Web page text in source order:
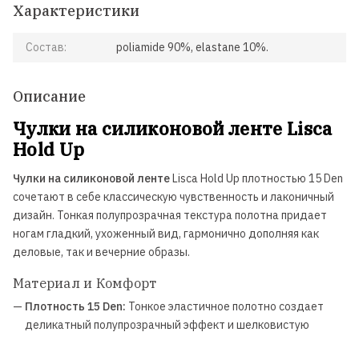
Характеристики
Состав: poliamide 90%, elastane 10%.
Описание
Чулки на силиконовой ленте Lisca
Hold Up
Чулки на силиконовой ленте Lisca Hold Up плотностью 15 Den
сочетают в себе классическую чувственность и лаконичный
дизайн. Тонкая полупрозрачная текстура полотна придает
ногам гладкий, ухоженный вид, гармонично дополняя как
деловые, так и вечерние образы.
Материал и Комфорт
— Плотность 15 Den: Тонкое эластичное полотно создает
деликатный полупрозрачный эффект и шелковистую